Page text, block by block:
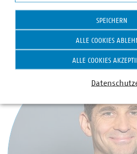
Ansprechpartner
Statistik
SPEICHERN
ALLE COOKIES
ALLE COOKIES